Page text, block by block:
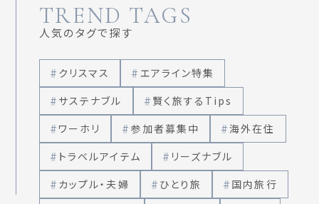
TREND TAGS
人気のタグで探す
クリスマス
エアライン特集
サステナブル
賢く旅するTips
ワーホリ
参加者募集中
海外在住
トラベルアイテム
リーズナブル
カップル・夫婦
ひとり旅
国内旅行